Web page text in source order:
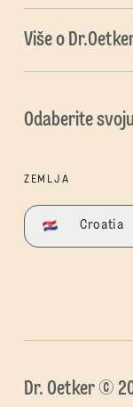
Više o
Odaberite
ZEMLJA
Croatia
Dr. Oetker ©